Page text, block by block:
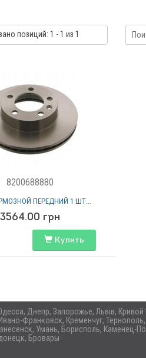
позиций: 1 - 1 из 1
8200688880
ПЕРЕДНИЙ 1 ШТ...
3564.00 грн
Купить
Днепр, Запорожье, Львів,
Франковск, Кременчуг,
Умань, Борисполь, Каменец-
Бровары